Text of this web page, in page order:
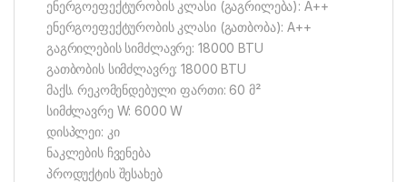
ენერგოეფექტურობის კლასი (გაგრილება): A++
ენერგოეფექტურობის კლასი (გათბობა): A++
გაგრილების სიმძლავრე: 18000 BTU
გათბობის სიმძლავრე: 18000 BTU
მაქს. რეკომენდებული ფართი: 60 მ²
სიმძლავრე W: 6000 W
დისპლეი: კი
ნაკლების ჩვენება
პროდუქტის შესახებ